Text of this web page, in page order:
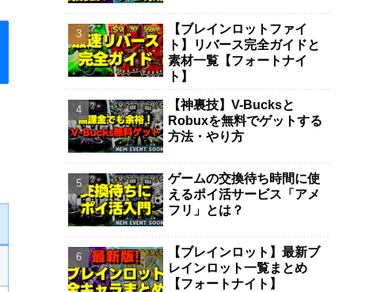
【ブレインロットファイ
ト】リバース完全ガイドと
素材一覧【フォートナイ
ト】
【神裏技】V-Bucksと
Robuxを無料でゲットする
方法・やり方
ゲームの交換待ち時間に使
えるポイ活サービス「アメ
フリ」とは？
【ブレインロット】最新ブ
レインロット一覧まとめ
【フォートナイト】